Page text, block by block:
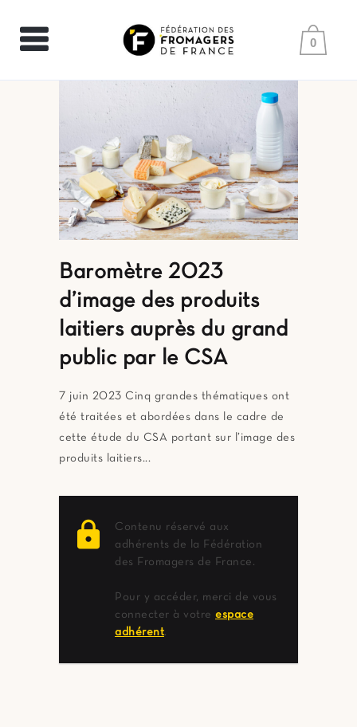
0
Baromètre 2023
d’image des produits
laitiers auprès du grand
public par le CSA
7 juin 2023 Cinq grandes thématiques ont
été traitées et abordées dans le cadre de
cette étude du CSA portant sur l’image des
produits laitiers...
lock
Contenu réservé aux
adhérents de la Fédération
des Fromagers de France.
Pour y accéder, merci de vous
connecter à votre espace
adhérent.